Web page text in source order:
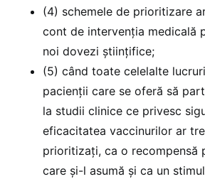
(4) schemele de prioritizare
cont de intervenția medicală
noi dovezi științifice;
(5) când toate celelalte
pacienții care se oferă să
la studii clinice ce privesc
eficacitatea vaccinurilor ar
prioritizați, ca o recompensă
care și-l asumă și ca un